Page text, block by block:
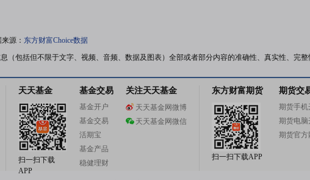
源： 东方财富Choice数据
包括但不限于文字、视频、音频、数据及图表）全部或者部分内容的准确性、真实性、完
天天基金
扫一扫下载
APP
基金交易
基金开户
基金交易
活期宝
基金产品
稳健理财
关注天天基金
天天基金网微博
天天基金网微信
东方财富期货
扫一扫下载APP
期货交
期货手机
期货电脑
期货官方